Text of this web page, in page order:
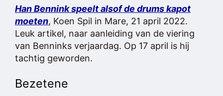
Han Bennink speelt alsof de drums kapot
moeten, Koen Spil in Mare, 21 april 2022.
Leuk artikel, naar aanleiding van de viering
van Benninks verjaardag. Op 17 april is hij
tachtig geworden.
Bezetene